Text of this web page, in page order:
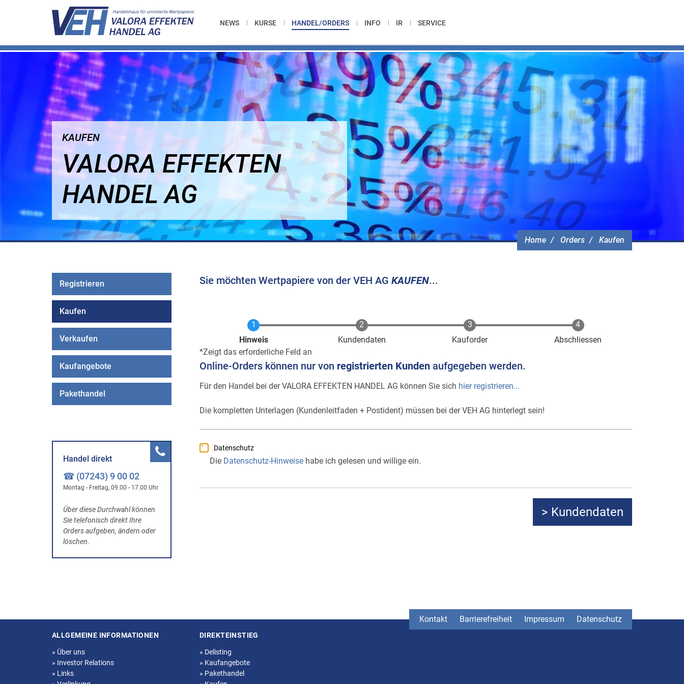
NEWS KURSE HANDEL/ORDERS INFO IR SERVICE
Home Orders Kaufen
KAUFEN
VALORA EFFEKTEN
HANDEL AG
Sie möchten Wertpapiere von der VEH AG KAUFEN...
Aktuell
Hinweis Kundendaten Kauforder
Abschliessen
Zeigt das erforderliche Feld an
Online-Orders können nur von registrierten Kunden aufgegeben werden.
Für den Handel bei der VALORA EFFEKTEN HANDEL AG können Sie sich hier registrieren...
Die kompletten Unterlagen (Kundenleitfaden + Postident) müssen bei der VEH AG hinterlegt sein!
Datenschutz
Die Datenschutz-Hinweise habe ich gelesen und willige ein.
Registrieren
Kaufen
Verkaufen
Kaufangebote
Pakethandel
Handel direkt
☎ (07243) 9 00 02
Montag - Freitag, 09.00 - 17.00 Uhr
Über diese Durchwahl können
Sie telefonisch direkt Ihre
Orders aufgeben, ändern oder
löschen.
Kontakt Barrierefreiheit Impressum Datenschutz
Seitenstruktur
ALLGEMEINE INFORMATIONEN
» Über uns
» Investor Relations
» Links
DIREKTEINSTIEG
» Delisting
» Kaufangebote
» Pakethandel